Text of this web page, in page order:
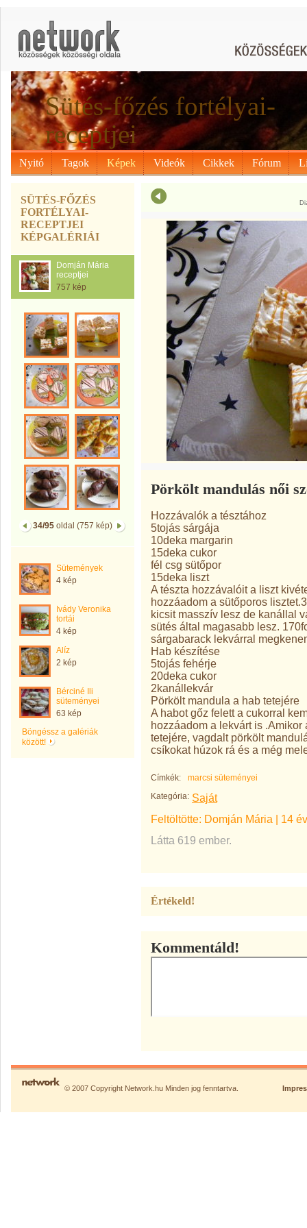
Sütés-főzés fortélyai-
receptjei
Nyitó Tagok Képek Videók Cikkek Fórum
SÜTÉS-FŐZÉS
FORTÉLYAI-
RECEPTJEI
KÉPGALÉRIÁI
Domján Mária
receptjei
757 kép
34/95 oldal (757 kép)
Sütemények
4 kép
Ivády Veronika
tortái
4 kép
Alíz
2 kép
Bérciné Ili
süteményei
63 kép
Böngéssz a galériák
között!
Pörkölt mandulás női
Hozzávalók a tésztához
5tojás sárgája
10deka margarin
15deka cukor
fél csg sütőpor
15deka liszt
A tészta hozzávalóit a liszt
hozzáadom a sütőporos
kicsit masszív lesz de kanállal
sütés által magasabb lesz.
sárgabarack lekvárral
Hab készítése
5tojás fehérje
20deka cukor
2kanállekvár
Pörkölt mandula a hab tetejére
A habot gőz felett a cukorral
hozzáadom a lekvárt is
tetejére, vagdalt pörkölt
csíkokat húzok rá és a még
Címkék:
marcsi süteményei
Kategória: Saját
Feltöltötte: Domján Mária | 14
Látta 619 ember.
Értékeld!
Kommentáld!
© 2007 Copyright Network.hu Minden jog fenntartva.